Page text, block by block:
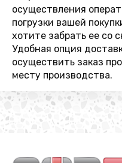
осуществления
погрузки вашей
хотите забрать ее со
Удобная опция
осуществить заказ
месту производства.